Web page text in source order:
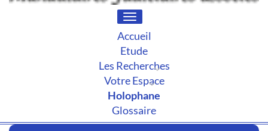
Toggle
navigation
Accueil
Etude
Les Recherches
Votre Espace
Holophane
Glossaire